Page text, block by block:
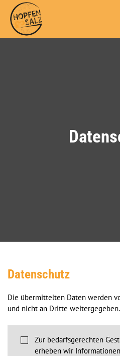
Datenschutz
Die übermittelten Daten werden
und nicht an Dritte weitergegeben.
Zur bedarfsgerechten
erheben wir